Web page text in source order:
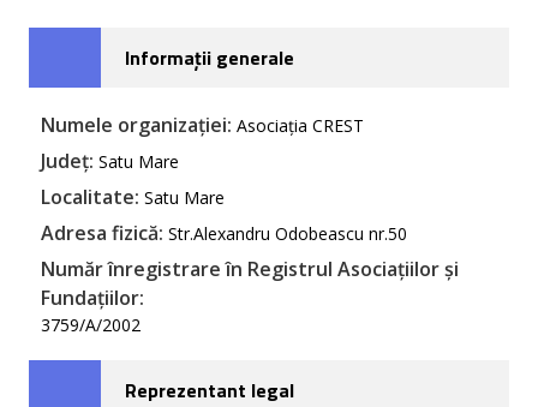
Informații generale
Numele organizației: Asociația CREST
Județ: Satu Mare
Localitate: Satu Mare
Adresa fizică: Str.Alexandru Odobeascu nr.50
Număr înregistrare în Registrul Asociațiilor și
Fundațiilor:
3759/A/2002
Reprezentant legal